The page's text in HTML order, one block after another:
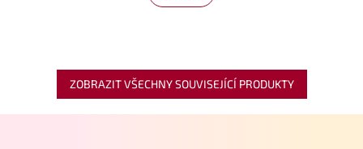
ZOBRAZIT VŠECHNY SOUVISEJÍCÍ PRODUKTY